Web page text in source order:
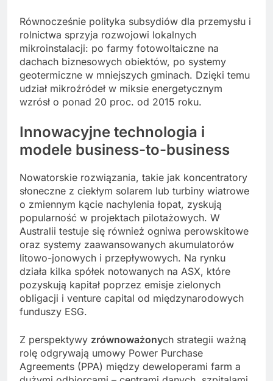
Równocześnie polityka subsydiów dla przemysłu i
rolnictwa sprzyja rozwojowi lokalnych
mikroinstalacji: po farmy fotowoltaiczne na
dachach biznesowych obiektów, po systemy
geotermiczne w mniejszych gminach. Dzięki temu
udział mikroźródeł w miksie energetycznym
wzrósł o ponad 20 proc. od 2015 roku.
Innowacyjne technologia i
modele business-to-business
Nowatorskie rozwiązania, takie jak koncentratory
słoneczne z ciekłym solarem lub turbiny wiatrowe
o zmiennym kącie nachylenia łopat, zyskują
popularność w projektach pilotażowych. W
Australii testuje się również ogniwa perowskitowe
oraz systemy zaawansowanych akumulatorów
litowo-jonowych i przepływowych. Na rynku
działa kilka spółek notowanych na ASX, które
pozyskują kapitał poprzez emisje zielonych
obligacji i venture capital od międzynarodowych
funduszy ESG.
Z perspektywy zrównoważonych strategii ważną
rolę odgrywają umowy Power Purchase
Agreements (PPA) między deweloperami farm a